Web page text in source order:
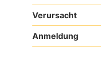
Verursacht
Anmeldung